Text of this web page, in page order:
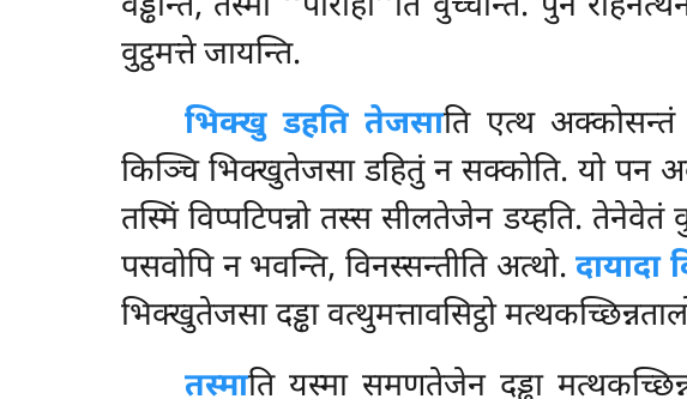
वुट्ठमत्ते जायन्ति.
भिक्खु डहति तेजसाति एत्थ अक्कोसन्तं
किञ्चि भिक्खुतेजसा डहितुं न सक्कोति. यो पन
तस्मिं विप्पटिपन्नो तस्स सीलतेजेन डय्हति. तेनेवेतं
पसवोपि न भवन्ति, विनस्सन्तीति अत्थो.दायादा
भिक्खुतेजसा दड्ढा वत्थुमत्तावसिट्ठो
तस्मातियस्मा समणतेजेन दड्ढा